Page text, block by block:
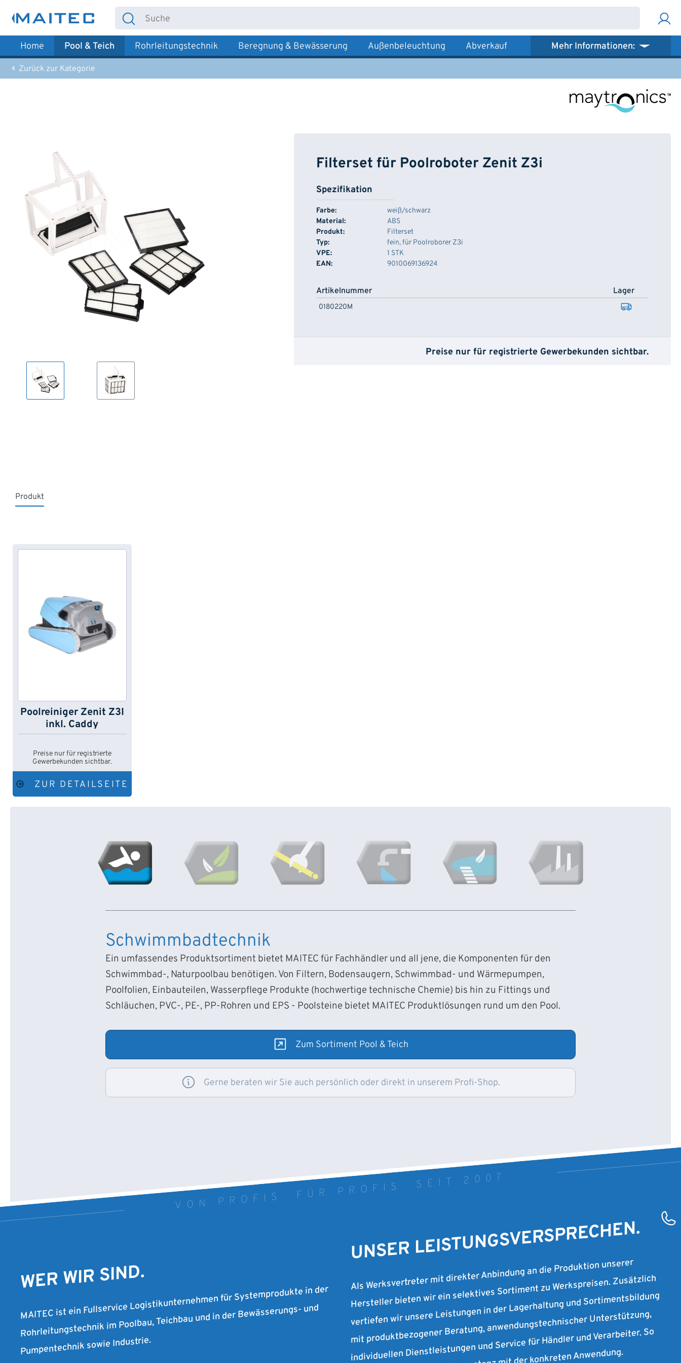
Hauptinhalt springen
Zur Suche springen
Zur Hauptnavigation springen
Home Pool & Teich Rohrleitungstechnik Beregnung & Bewässerung Außenbeleuchtung Abverkauf Mehr Informationen:
Zurück zur Kategorie
Filterset für Poolroboter Zenit Z3i
Spezifikation
Farbe:
weiß/schwarz
Material:
ABS
Produkt:
Filterset
Typ:
fein, für Poolroborer Z3i
VPE:
1 STK
EAN:
9010069136924
Artikelnummer Lager
0180220M
Preise nur für registrierte Gewerbekunden sichtbar.
Produkt
Poolreiniger Zenit Z3I
inkl. Caddy
Preise nur für registrierte
Gewerbekunden sichtbar.
ZUR DETAILSEITE
Schwimmbadtechnik
Ein umfassendes Produktsortiment bietet MAITEC für Fachhändler und all jene, die Komponenten für den
Schwimmbad-, Naturpoolbau benötigen. Von Filtern, Bodensaugern, Schwimmbad- und Wärmepumpen,
Poolfolien, Einbauteilen, Wasserpflege Produkte (hochwertige technische Chemie) bis hin zu Fittings und
Schläuchen, PVC-, PE-, PP-Rohren und EPS - Poolsteine bietet MAITEC Produktlösungen rund um den Pool.
Zum Sortiment Pool & Teich
Gerne beraten wir Sie auch persönlich oder direkt in unserem Profi-Shop.
VON PROFIS. FÜR PROFIS. SEIT 2007
WER WIR SIND.
MAITEC ist ein Fullservice Logistikunternehmen für Systemprodukte in der
Rohrleitungstechnik im Poolbau, Teichbau und in der Bewässerungs- und
Pumpentechnik sowie Industrie.
UNSER LEISTUNGSVERSPRECHEN.
Als Werksvertreter mit direkter Anbindung an die Produktion unserer
Hersteller bieten wir ein selektives Sortiment zu Werkspreisen. Zusätzlich
vertiefen wir unsere Leistungen in der Lagerhaltung und Sortimentsbildung
mit produktbezogener Beratung, anwendungstechnischer Unterstützung,
individuellen Dienstleistungen und Service für Händler und Verarbeiter. So